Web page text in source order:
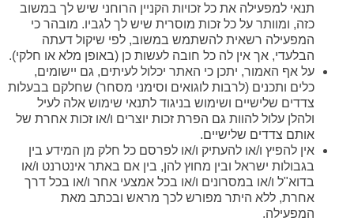
תנאי למפעילה את כל זכויות הקניין הרוחני שיש לך במשוב
כזה, ומוותר על כל זכות מוסרית שיש לך לגביו. מובהר כי
המפעילה רשאית להשתמש במשוב, לפי שיקול דעתה
הבלעדי, אך אין לה כל חובה לעשות כן (באופן מלא או חלקי).
על אף האמור, יתכן כי האתר יכלול לעיתים, גם יישומים,
כלים ותכנים (לרבות לוגואים וסימני מסחר) שחלקם בבעלות
צדדים שלישיים ושימוש בניגוד לתנאי שימוש אלה לעיל
ולהלן עלול להוות גם הפרת זכות יוצרים ו/או זכות אחרת של
אותם צדדים שלישיים.
אין להפיץ ו/או להעתיק ו/או לפרסם כל חלק מן המידע בין
בגבולות ישראל ובין מחוץ להן, בין אם באתר אינטרנט ו/או
בדוא"ל ו/או במסרונים ו/או בכל אמצעי אחר ו/או בכל דרך
אחרת, ללא היתר מפורש לכך מראש ובכתב מאת
המפעילה.